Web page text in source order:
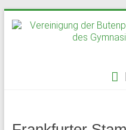
Inhalt